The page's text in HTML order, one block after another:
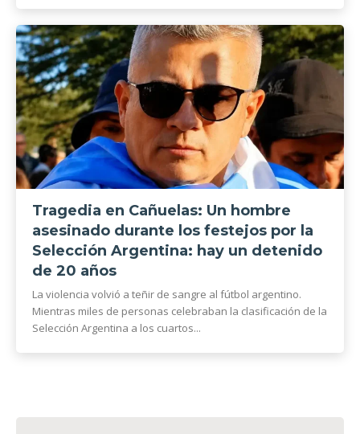
Tragedia en Cañuelas: Un hombre
asesinado durante los festejos por la
Selección Argentina: hay un detenido
de 20 años
La violencia volvió a teñir de sangre al fútbol argentino.
Mientras miles de personas celebraban la clasificación de la
Selección Argentina a los cuartos...